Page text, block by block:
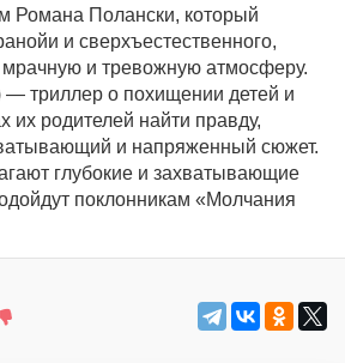
Романа Полански, который
и сверхъестественного,
мрачную и тревожную атмосферу.
триллер о похищении детей и
их родителей найти правду,
и напряженный сюжет.
глубокие и захватывающие
поклонникам «Молчания